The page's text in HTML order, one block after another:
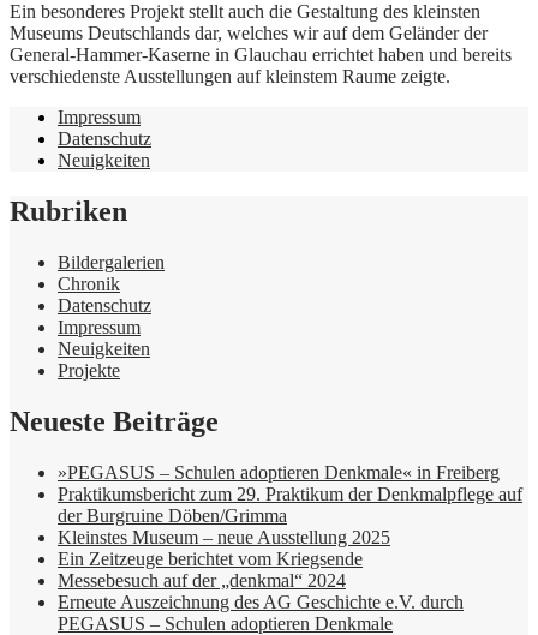
Ein besonderes Projekt stellt auch die Gestaltung des kleinsten
Museums Deutschlands dar, welches wir auf dem Geländer der
General-Hammer-Kaserne in Glauchau errichtet haben und bereits
verschiedenste Ausstellungen auf kleinstem Raume zeigte.
Impressum
Datenschutz
Neuigkeiten
Rubriken
Bildergalerien
Chronik
Datenschutz
Impressum
Neuigkeiten
Projekte
Neueste Beiträge
»PEGASUS – Schulen adoptieren Denkmale« in Freiberg
Praktikumsbericht zum 29. Praktikum der Denkmalpflege auf
der Burgruine Döben/Grimma
Kleinstes Museum – neue Ausstellung 2025
Ein Zeitzeuge berichtet vom Kriegsende
Messebesuch auf der „denkmal“ 2024
Erneute Auszeichnung des AG Geschichte e.V. durch
PEGASUS – Schulen adoptieren Denkmale